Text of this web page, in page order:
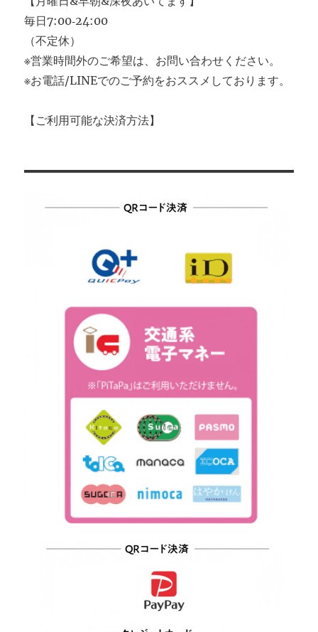
毎日7:00‐24:00
（不定休）
※営業時間外のご希望は、お問い合わせください。
※お電話/LINEでのご予約をおススメしております。
【ご利用可能な決済方法】